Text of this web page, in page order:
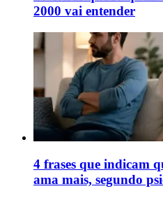
2000 vai entender
4 frases que indicam
ama mais, segundo